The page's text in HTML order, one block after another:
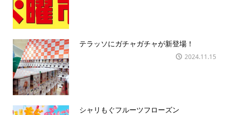
テラッソにガチャガチャが新登場！
2024.11.15
シャリもぐフルーツフローズン